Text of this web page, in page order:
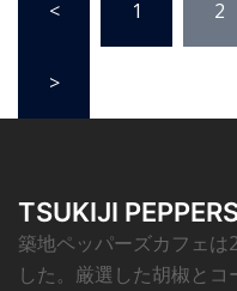
< 1 2
>
TSUKIJI
築地ペッパーズカフェは
した。厳選した胡椒とコ